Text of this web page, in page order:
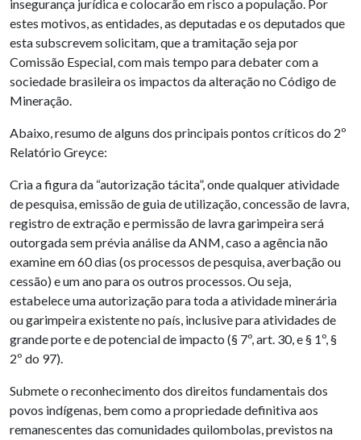
insegurança jurídica e colocarão em risco a população. Por
estes motivos, as entidades, as deputadas e os deputados que
esta subscrevem solicitam, que a tramitação seja por
Comissão Especial, com mais tempo para debater com a
sociedade brasileira os impactos da alteração no Código de
Mineração.
Abaixo, resumo de alguns dos principais pontos críticos do 2º
Relatório Greyce:
Cria a figura da “autorização tácita”, onde qualquer atividade
de pesquisa, emissão de guia de utilização, concessão de lavra,
registro de extração e permissão de lavra garimpeira será
outorgada sem prévia análise da ANM, caso a agência não
examine em 60 dias (os processos de pesquisa, averbação ou
cessão) e um ano para os outros processos. Ou seja,
estabelece uma autorização para toda a atividade minerária
ou garimpeira existente no país, inclusive para atividades de
grande porte e de potencial de impacto (§ 7º, art. 30, e § 1º, §
2º do 97).
Submete o reconhecimento dos direitos fundamentais dos
povos indígenas, bem como a propriedade definitiva aos
remanescentes das comunidades quilombolas, previstos na